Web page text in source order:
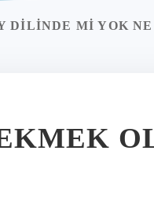
DILINDE MI YOK